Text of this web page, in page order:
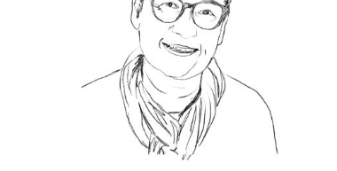
Über uns
Administratives
MZO Bühne
MZO in der Volksschule